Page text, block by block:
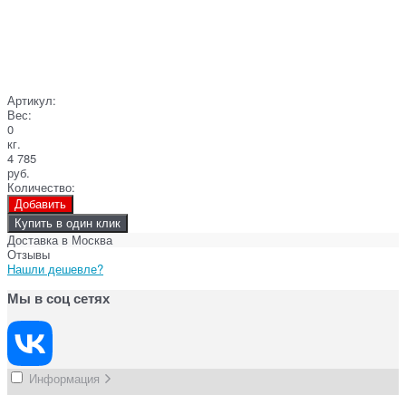
Артикул:
Вес:
0
кг.
4 785
руб.
Количество:
Добавить
Купить в один клик
Доставка в Москва
Отзывы
Нашли дешевле?
Мы в соц сетях
Информация